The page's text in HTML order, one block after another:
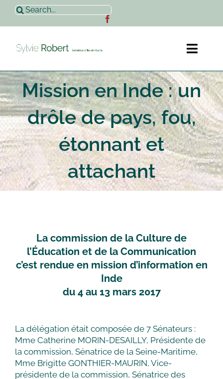
Passer
contenu
Rechercher:
Accueil
Sylvie Robert
Actualités
Contact
Mission en Inde : un
drôle de pays, fou,
étonnant et
attachant
La commission de la Culture de
l’Éducation et de la Communication
c’est rendue en mission d’information en
Inde
du 4 au 13 mars 2017
La délégation était composée de 7 Sénateurs :
Mme Catherine MORIN-DESAILLY, Présidente de
la commission, Sénatrice de la Seine-Maritime,
Mme Brigitte GONTHIER-MAURIN, Vice-
présidente de la commission, Sénatrice des